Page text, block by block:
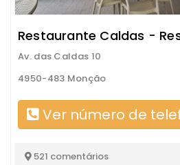
Restaurante Caldas -
Av. das Caldas 10
4950-483 Monção
Ver número de
521 comentários